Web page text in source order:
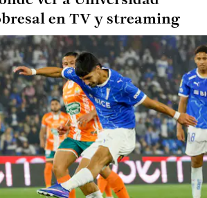
en TV y streaming